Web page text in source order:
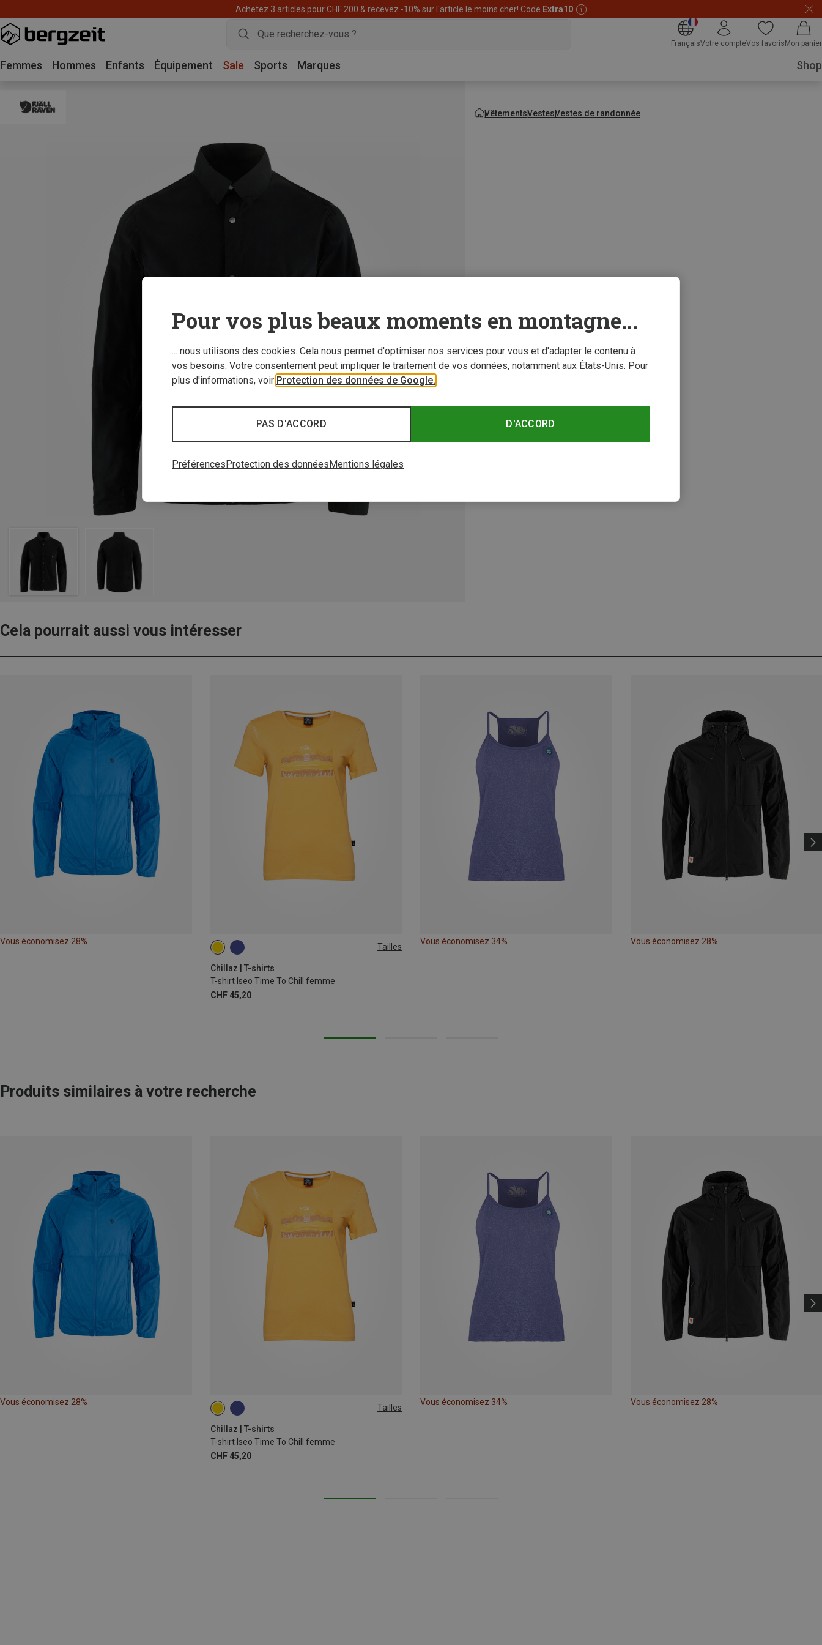
Achetez 3 articles pour CHF 200 & recevez -10% sur l'article le moins cher! Code Extra10
FrançaisVotre compteVos favoris Mon panier
Femmes Hommes Enfants Équipement Sale Sports Marques Shop
VêtementsVestesVestes de randonnée
Cela pourrait aussi vous intéresser
Vous économisez 28%
Tailles
Chillaz | T-shirts
T-shirt Iseo Time To Chill femme
CHF 45,20
S M
Vous économisez 34% Vous économisez 28%
Produits similaires à votre recherche
Vous économisez 28%
Tailles
Chillaz | T-shirts
T-shirt Iseo Time To Chill femme
CHF 45,20
S M
Vous économisez 34% Vous économisez 28%
Pour vos plus beaux moments en montagne...
... nous utilisons des cookies. Cela nous permet d'optimiser nos services pour vous et d'adapter le contenu à
vos besoins. Votre consentement peut impliquer le traitement de vos données, notamment aux États-Unis. Pour
plus d'informations, voir Protection des données de Google.
D'ACCORD
PAS D'ACCORD
PréférencesProtection des donnéesMentions légales